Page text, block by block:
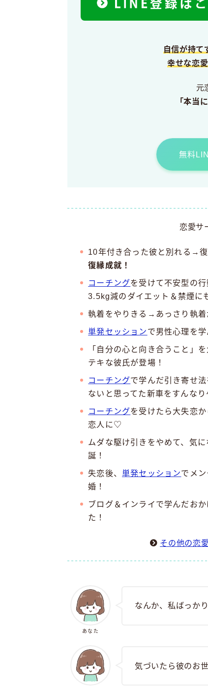
自信が持て
幸せな恋
元
「本当
無料
恋愛サ
10年付き合った彼と別れる→
復縁成就！
コーチングを受けて不安型の
3.5kg減のダイエット＆禁煙に
執着をやりきる→あっさり執
単発セッション で男性心理を
「自分の心と向き合うこと」
テキな彼氏が登場！
コーチングで学んだ引き寄せ
ないと思ってた新車をすんなり
コーチングを受けたら大失恋
恋人に♡
ムダな駆け引きをやめて、気
誕！
失恋後、単発セッションでメ
婚！
ブログ＆インライで学んだお
た！
その他の恋
あなた
なんか、私ばっか
気づいたら彼のお